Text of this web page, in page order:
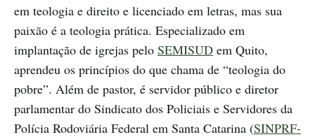
em teologia e direito e licenciado em letras, mas sua
paixão é a teologia prática. Especializado em
implantação de igrejas pelo SEMISUD em Quito,
aprendeu os princípios do que chama de “teologia do
pobre”. Além de pastor, é servidor público e diretor
parlamentar do Sindicato dos Policiais e Servidores da
Polícia Rodoviária Federal em Santa Catarina (SINPRF-